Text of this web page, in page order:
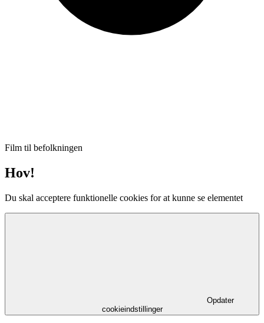
Film til befolkningen
Hov!
Du skal acceptere funktionelle cookies for at kunne se elementet
Opdater
cookieindstillinger